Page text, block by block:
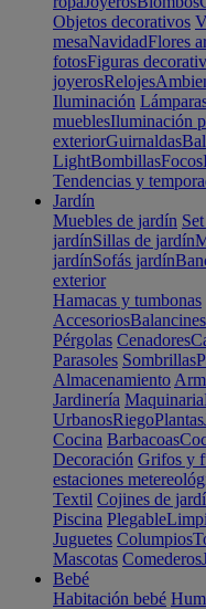
Objetos decorativos
mesaNavidadFlores
fotosFiguras
joyerosRelojes
Iluminación
mueblesIluminación
exteriorGuirnaldas
LightBombillasFocos
Tendencias y
Jardín
Muebles de jardín
jardínSillas de jardín
jardínSofás jardín
exterior
Hamacas y tumbonas
AccesoriosBalancines
Pérgolas Cenadores
Parasoles Sombrillas
Almacenamiento
Jardinería Maquinaria
UrbanosRiegoPlantas
Cocina Barbacoas
Decoración Grifos y
estaciones
Textil Cojines de
Piscina Plegable
Juguetes Columpios
Mascotas Comederos
Bebé
Habitación bebé